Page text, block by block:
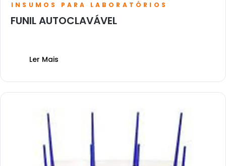
INSUMOS PARA LABORATÓRIOS
FUNIL AUTOCLAVÁVEL
Ler Mais